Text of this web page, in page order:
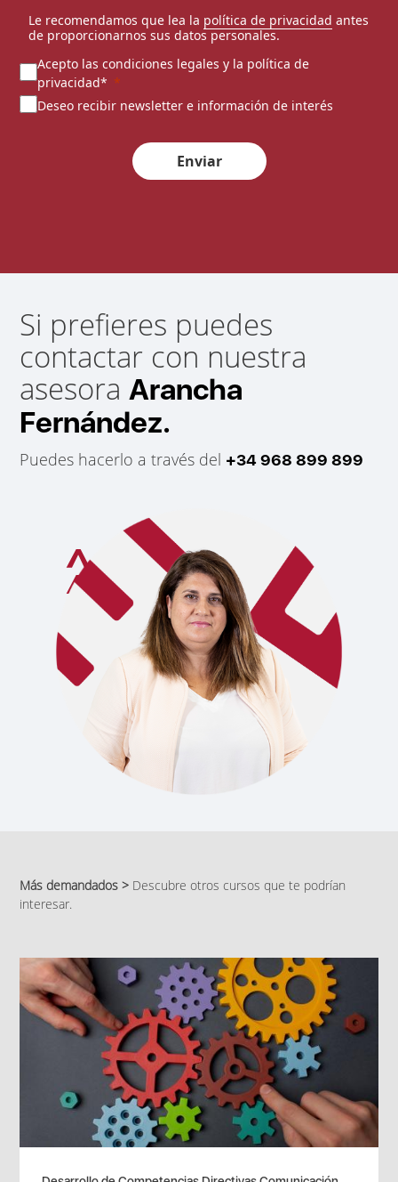
Le recomendamos que lea la política de privacidad antes
de proporcionarnos sus datos personales.
Acepto las condiciones legales y la política de
privacidad*
Deseo recibir newsletter e información de interés
Enviar
Si prefieres puedes
contactar con nuestra
asesoraArancha
Fernández.
Puedes hacerlo a través del +34 968 899 899
Más demandados > Descubre otros cursos que te podrían
interesar.